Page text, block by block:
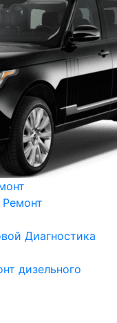
Ремонт
Диагностика
дизельного